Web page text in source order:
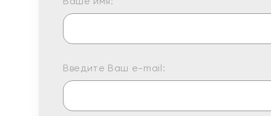
Введите Ваш e-mail: